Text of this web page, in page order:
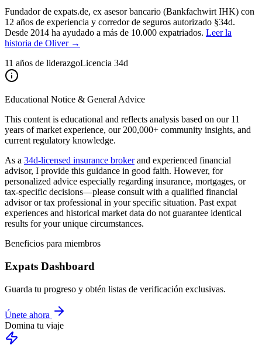
Fundador de expats.de, ex asesor bancario (Bankfachwirt IHK) con
12 años de experiencia y corredor de seguros autorizado §34d.
Desde 2014 ha ayudado a más de 10.000 expatriados. Leer la
historia de Oliver →
11 años de liderazgoLicencia 34d
Educational Notice & General Advice
This content is educational and reflects analysis based on our 11
years of market experience, our 200,000+ community insights, and
current regulatory knowledge.
As a 34d-licensed insurance brokerand experienced financial
advisor, I provide this guidance in good faith. However, for
personalized advice especially regarding insurance, mortgages, or
tax-specific decisions—please consult with a qualified financial
advisor or tax professional in your specific situation. Past expat
experiences and historical market data do not guarantee identical
results for your unique circumstances.
Beneficios para miembros
Expats Dashboard
Guarda tu progreso y obtén listas de verificación exclusivas.
Únete ahora
Domina tu viaje